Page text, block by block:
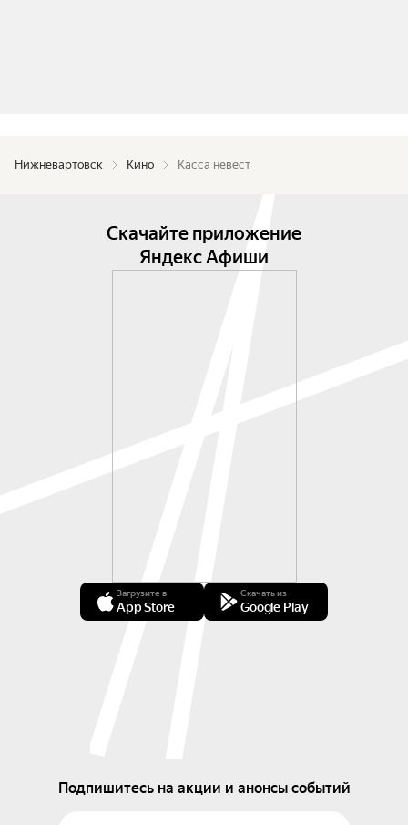
Нижневартовск Кино Касса невест
Скачайте приложение
Яндекс Афиши
Загрузите в
App Store
Скачать из
Google Play
Подпишитесь на акции и анонсы событий